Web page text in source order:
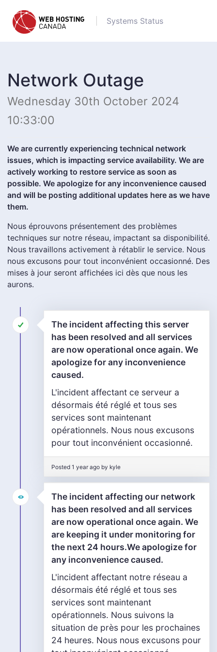
Systems Status
Network Outage
Wednesday 30th October 2024
10:33:00
We are currently experiencing technical network
issues, which is impacting service availability. We are
actively working to restore service as soon as
possible. We apologize for any inconvenience caused
and will be posting additional updates here as we have
them.
Nous éprouvons présentement des problèmes
techniques sur notre réseau, impactant sa disponibilité.
Nous travaillons activement à rétablir le service. Nous
nous excusons pour tout inconvénient occasionné. Des
mises à jour seront affichées ici dès que nous les
aurons.
The incident affecting this server
has been resolved and all services
are now operational once again. We
apologize for any inconvenience
caused.
L'incident affectant ce serveur a
désormais été réglé et tous ses
services sont maintenant
opérationnels. Nous nous excusons
pour tout inconvénient occasionné.
Posted 1 year ago by kyle
The incident affecting our network
has been resolved and all services
are now operational once again. We
are keeping it under monitoring for
the next 24 hours.We apologize for
any inconvenience caused.
L'incident affectant notre réseau a
désormais été réglé et tous ses
services sont maintenant
opérationnels. Nous suivons la
situation de près pour les prochaines
24 heures. Nous nous excusons pour